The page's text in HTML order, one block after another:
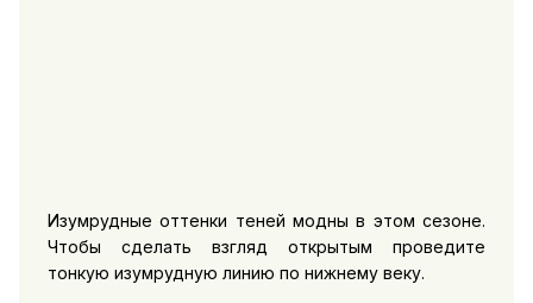
Изумрудные оттенки теней модны в этом сезоне.
Чтобы сделать взгляд открытым проведите
тонкую изумрудную линию по нижнему веку.